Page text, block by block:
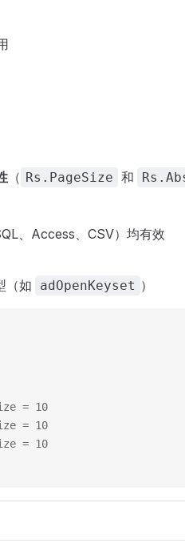
（ Rs.PageSize 和
、Access、CSV）均有效
（如 adOpenKeyset ）
= 10
= 10
= 10